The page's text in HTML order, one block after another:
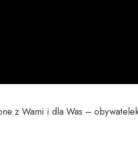
z Wami i dla Was –